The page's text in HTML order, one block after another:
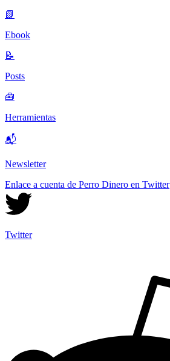
📗
Ebook
📝
Posts
🧰
Herramientas
📬
Newsletter
Enlace a cuenta de Perro Dinero en Twitter
Twitter